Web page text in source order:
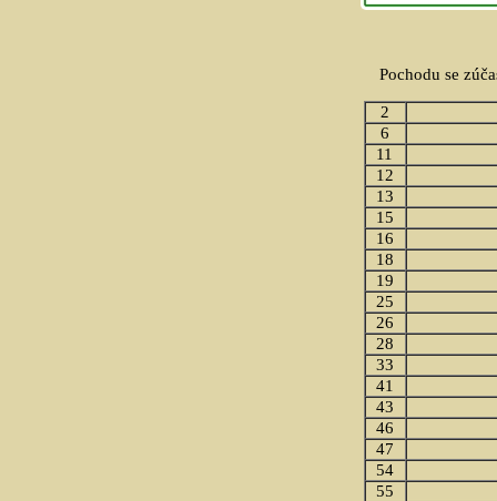
Pochodu se
2
6
11
12
13
15
16
18
19
25
26
28
33
41
43
46
47
54
55